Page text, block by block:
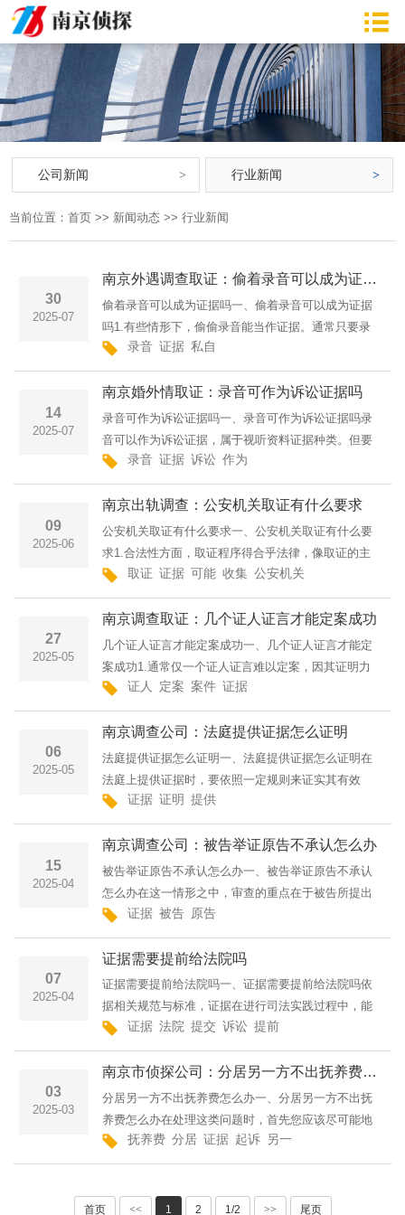
公司新闻 行业新闻
当前位置： 首页 >> 新闻动态 >> 行业新闻
30
2025-07
南京外遇调查取证：偷着录音可以成为证据吗
偷着录音可以成为证据吗一、偷着录音可以成为证据
吗1.有些情形下，偷偷录音能当作证据。通常只要录
音没侵害他人合法权益，像不侵犯隐私等，并且是合
法获取的，就可能有证据效力。2.但要是录音过程中
有违法违规举动，···
录音 证据 私自
14
2025-07
南京婚外情取证：录音可作为诉讼证据吗
录音可作为诉讼证据吗一、录音可作为诉讼证据吗录
音可以作为诉讼证据，属于视听资料证据种类。但要
被法院采信，需满足一定条件。首先，录音的取得方
式要合法，以严重侵害他人合法权益、违反法律禁止
性规定或严重违背···
录音 证据 诉讼 作为
09
2025-06
南京出轨调查：公安机关取证有什么要求
公安机关取证有什么要求一、公安机关取证有什么要
求1.合法性方面，取证程序得合乎法律，像取证的主
体、手段以及期限等，都得有合法依据，不能乱来。
2.客观性上，所获证据得是实实在在的，不能掺杂主
观想法或者歪曲事···
取证 证据 可能 收集 公安机关
27
2025-05
南京调查取证：几个证人证言才能定案成功
几个证人证言才能定案成功一、几个证人证言才能定
案成功1.通常仅一个证人证言难以定案，因其证明力
较弱，易有偏差或被推翻。如在一些简单案件中，一
个证人证言可能难以全面反映事实。2.司法实践中，
多证人证言相互印···
证人 定案 案件 证据
06
2025-05
南京调查公司：法庭提供证据怎么证明
法庭提供证据怎么证明一、法庭提供证据怎么证明在
法庭上提供证据时，要依照一定规则来证实其有效
性。其一，证据必须具备关联性，也就是与案件事实
有着逻辑上的关联。像在合同纠纷的情况里，合同文
本自身以及和双方履···
证据 证明 提供
15
2025-04
南京调查公司：被告举证原告不承认怎么办
被告举证原告不承认怎么办一、被告举证原告不承认
怎么办在这一情形之中，审查的重点在于被告所提出
证据的可信度与证明力。证据必须遵循合法性的原
则，具有真实性以及紧密的关联性，从而赢得法庭的
尊重和认可。倘若原···
证据 被告 原告
07
2025-04
证据需要提前给法院吗
证据需要提前给法院吗一、证据需要提前给法院吗依
据相关规范与标准，证据在进行司法实践过程中，能
否事先提交至法院审理，需根据具体的诉讼进程及法
院方面所提出的特定要求来进行判断。在涉及民事范
畴的诉讼中，一般···
证据 法院 提交 诉讼 提前
03
2025-03
南京市侦探公司：分居另一方不出抚养费怎么办
分居另一方不出抚养费怎么办一、分居另一方不出抚
养费怎么办在处理这类问题时，首先您应该尽可能地
寻求与对方的和解途径，敦促他们履行支付抚养费的
责任。若这种方式无法达到预期效果，您当然拥有向
抚养费 分居 证据 起诉 另一
首页 << 1 2 1/2 >> 尾页